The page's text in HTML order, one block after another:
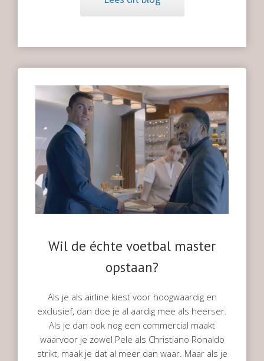
Wil de échte voetbal master
opstaan?
Als je als airline kiest voor hoogwaardig en
exclusief, dan doe je al aardig mee als heerser.
Als je dan ook nog een commercial maakt
waarvoor je zowel Pele als Christiano Ronaldo
strikt, maak je dat al meer dan waar. Maar als je